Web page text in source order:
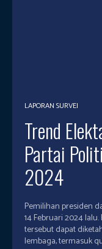
LAPORAN SURVEI
Trend
Partai
2024
Pemilihan presiden
14 Februari 2024
tersebut dapat
lembaga, termasuk